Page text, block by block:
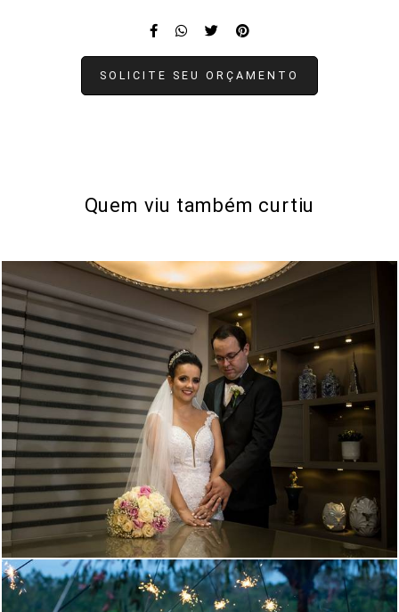
SOLICITE SEU ORÇAMENTO
Quem viu também curtiu
1494 13